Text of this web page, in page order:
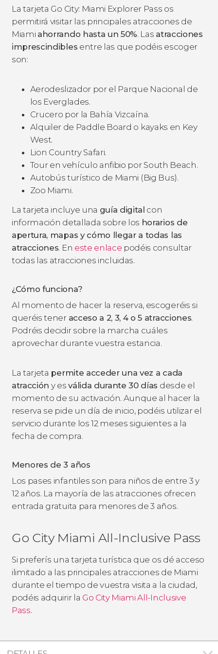
La tarjeta Go City: Miami Explorer Pass os
permitirá visitar las principales atracciones de
Miami ahorrando hasta un 50%. Las atracciones
imprescindibles entre las que podéis escoger
son:
Aerodeslizador por el Parque Nacional de
los Everglades.
Crucero por la Bahía Vizcaína.
Alquiler de Paddle Board o kayaks en Key
West.
Lion Country Safari.
Tour en vehículo anfibio por South Beach.
Autobús turístico de Miami (Big Bus).
Zoo Miami.
La tarjeta incluye una guía digital con
información detallada sobre los horarios de
apertura, mapas y cómo llegar a todas las
atracciones. En este enlace podéis consultar
todas las atracciones incluidas.
¿Cómo funciona?
Al momento de hacer la reserva, escogeréis si
queréis tener acceso a 2, 3, 4 o 5 atracciones.
Podréis decidir sobre la marcha cuáles
aprovechar durante vuestra estancia.
La tarjeta permite acceder una vez a cada
atracción y esválida durante 30 días desde el
momento de su activación. Aunque al hacer la
reserva se pide un día de inicio, podéis utilizar el
servicio durante los 12 meses siguientes a la
fecha de compra.
Menores de 3 años
Los pases infantiles son para niños de entre 3 y
12 años. La mayoría de las atracciones ofrecen
entrada gratuita para menores de 3 años.
Go City Miami All-Inclusive Pass
Si preferís una tarjeta turística que os dé acceso
ilimitado a las principales atracciones de Miami
durante el tiempo de vuestra visita a la ciudad,
podéis adquirir la Go City Miami All-Inclusive
Pass.